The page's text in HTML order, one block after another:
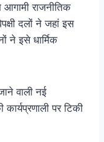
राजनीतिक
दलों ने जहां इस
ने इसे धार्मिक
वाली नई
पर टिकी